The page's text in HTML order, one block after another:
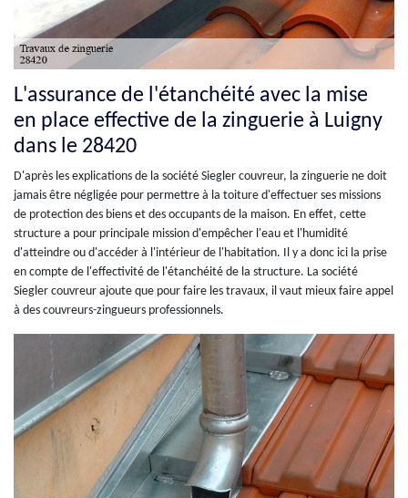
L'assurance de l'étanchéité avec la mise
en place effective de la zinguerie à Luigny
dans le 28420
D'après les explications de la société Siegler couvreur, la zinguerie ne doit
jamais être négligée pour permettre à la toiture d'effectuer ses missions
de protection des biens et des occupants de la maison. En effet, cette
structure a pour principale mission d'empêcher l'eau et l'humidité
d'atteindre ou d'accéder à l'intérieur de l'habitation. Il y a donc ici la prise
en compte de l'effectivité de l'étanchéité de la structure. La société
Siegler couvreur ajoute que pour faire les travaux, il vaut mieux faire appel
à des couvreurs-zingueurs professionnels.